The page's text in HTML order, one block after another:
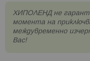
XИПОЛЕНД не
момента на
междувременно
Вас!